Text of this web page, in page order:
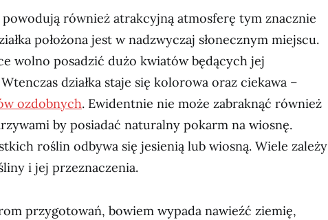
również atrakcyjną atmosferę tym znacznie
położona jest w nadzwyczaj słonecznym miejscu.
wolno posadzić dużo kwiatów będących jej
działka staje się kolorowa oraz ciekawa –
ozdobnych. Ewidentnie nie może zabraknąć również
by posiadać naturalny pokarm na wiosnę.
roślin odbywa się jesienią lub wiosną. Wiele zależy
i jej przeznaczenia.
przygotowań, bowiem wypada nawieźć ziemię,